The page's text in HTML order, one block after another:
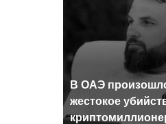
В ОАЭ
жестокое